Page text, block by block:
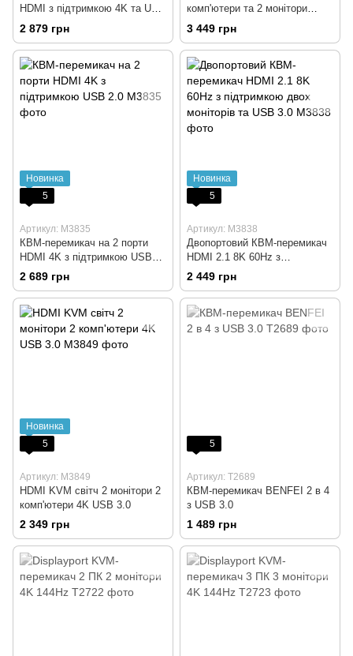
HDMI з підтримкою 4K та USB
3.0
2 879 грн
комп'ютери та 2 монітори
HDMI DP з підтримкою 8K та
USB 3.0
3 449 грн
Новинка
5
Артикул: M3835
КВМ-перемикач на 2 порти
HDMI 4K з підтримкою USB
2.0
2 689 грн
Новинка
5
Артикул: M3838
Двопортовий КВМ-перемикач
HDMI 2.1 8K 60Hz з
підтримкою двох моніторів та
USB 3.0
2 449 грн
Новинка
5
Артикул: M3849
HDMI KVM світч 2 монітори 2
комп'ютери 4K USB 3.0
2 349 грн
5
Артикул: T2689
КВМ-перемикач BENFEI 2 в 4
з USB 3.0
1 489 грн